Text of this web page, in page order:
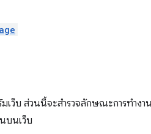
ว็บ ส่วนนี้จะสำรวจลักษณะการทำงา
บนเว็บ